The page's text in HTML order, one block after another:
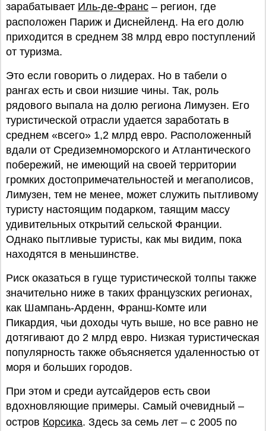
зарабатывает Иль-де-Франс – регион, где
расположен Париж и Диснейленд. На его долю
приходится в среднем 38 млрд евро поступлений
от туризма.
Это если говорить о лидерах. Но в табели о
рангах есть и свои низшие чины. Так, роль
рядового выпала на долю региона Лимузен. Его
туристической отрасли удается заработать в
среднем «всего» 1,2 млрд евро. Расположенный
вдали от Средиземноморского и Атлантического
побережий, не имеющий на своей территории
громких достопримечательностей и мегаполисов,
Лимузен, тем не менее, может служить пытливому
туристу настоящим подарком, таящим массу
удивительных открытий сельской Франции.
Однако пытливые туристы, как мы видим, пока
находятся в меньшинстве.
Риск оказаться в гуще туристической толпы также
значительно ниже в таких французских регионах,
как Шампань-Арденн, Франш-Комте или
Пикардия, чьи доходы чуть выше, но все равно не
дотягивают до 2 млрд евро. Низкая туристическая
популярность также объясняется удаленностью от
моря и больших городов.
При этом и среди аутсайдеров есть свои
вдохновляющие примеры. Самый очевидный –
остров Корсика. Здесь за семь лет – с 2005 по